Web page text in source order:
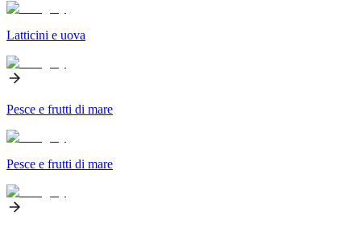
Latticini e uova
Pesce e frutti di mare
Pesce e frutti di mare